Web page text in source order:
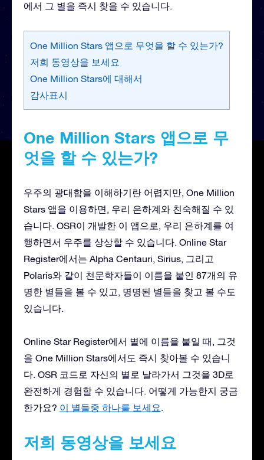
에서 그 별을 즉시 찾을 수 있습니다.
One Million Stars 앱으로 무엇을 할 수 있는가?
저희 동영상을 보세요
One Million Stars에 대해서
감사표시
One Million Stars 앱으로 무
엇을 할 수 있는가?
우주의 광대함을 이해하기란 어렵지만, One Million
Stars 앱을 이용하면, 우리 은하계와 친숙해질 수 있
습니다. OSR이 개발한 이 앱으로, 우리 은하계를 여
행하면서 우주를 상상할 수 있습니다. Online Star
Register에서는 Alpha Centauri, Sirius, 그리고
Polaris와 같이 천문학자들이 이름을 붙인 87개의 유
명한 별들을 볼 수 있고, 명명된 별들을 찾고 볼 수도
있습니다.
Online Star Register에서 별에 이름을 붙일 때, 그것
을 One Million Stars에서도 즉시 찾아볼 수 있습니
다. OSR 코드로 자신의 별로 날라가서 그것을 3D로
완전하게 경험할 수 있습니다. 어떻게 가능한지 궁금
한가요? 이 별들중 하나를 보세요.
저희 동영상을 보세요